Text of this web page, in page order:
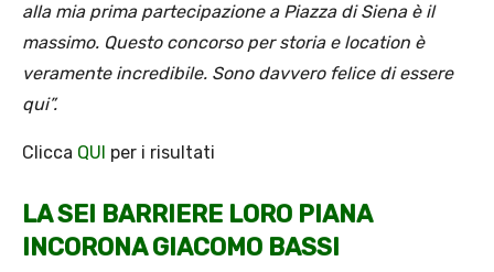
alla mia prima partecipazione a Piazza di Siena è il
massimo. Questo concorso per storia e location è
veramente incredibile. Sono davvero felice di essere
qui”.
Clicca QUI per i risultati
LA SEI BARRIERE LORO PIANA
INCORONA GIACOMO BASSI